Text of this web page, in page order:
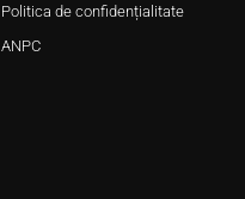
Politica de confidențialitate
ANPC